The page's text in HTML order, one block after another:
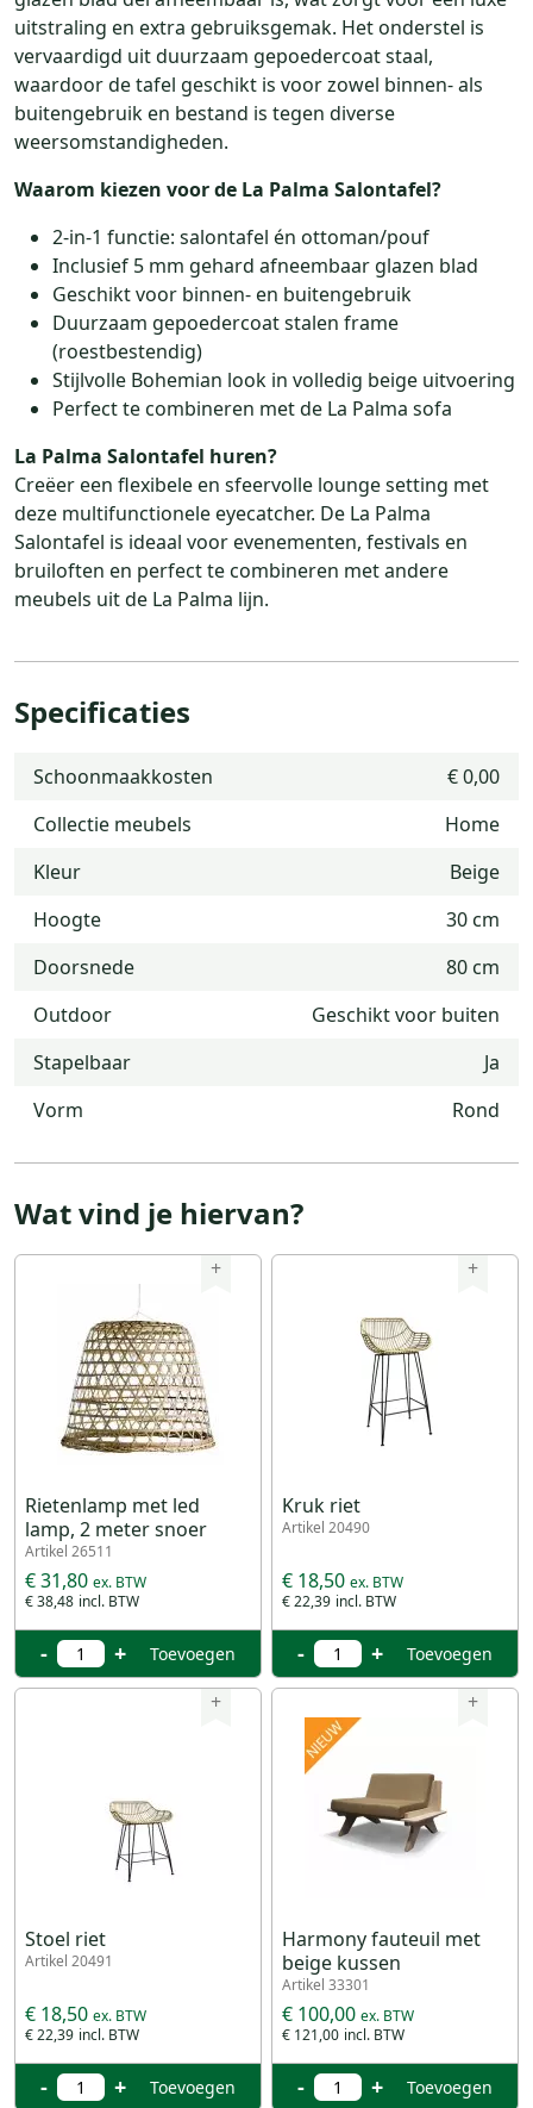
uitstraling en extra gebruiksgemak. Het onderstel is
vervaardigd uit duurzaam gepoedercoat staal,
waardoor de tafel geschikt is voor zowel binnen- als
buitengebruik en bestand is tegen diverse
weersomstandigheden.
Waarom kiezen voor de La Palma Salontafel?
2-in-1 functie: salontafel én ottoman/pouf
Inclusief 5 mm gehard afneembaar glazen blad
Geschikt voor binnen- en buitengebruik
Duurzaam gepoedercoat stalen frame
(roestbestendig)
Stijlvolle Bohemian look in volledig beige uitvoering
Perfect te combineren met de La Palma sofa
La Palma Salontafel huren?
Creëer een flexibele en sfeervolle lounge setting met
deze multifunctionele eyecatcher. De La Palma
Salontafel is ideaal voor evenementen, festivals en
bruiloften en perfect te combineren met andere
meubels uit de La Palma lijn.
Specificaties
Schoonmaakkosten
€ 0,00
Collectie meubels
Home
Kleur
Beige
Hoogte
30 cm
Doorsnede
80 cm
Outdoor
Geschikt voor buiten
Stapelbaar
Ja
Vorm
Rond
Wat vind je hiervan?
+
Rietenlamp met led
lamp, 2 meter snoer
Artikel 26511
€ 38,48
€ 31,80
- + Toevoegen
+
Kruk riet
Artikel 20490
€ 22,39
€ 18,50
- + Toevoegen
+
Stoel riet
Artikel 20491
€ 22,39
€ 18,50
- + Toevoegen
+
Harmony fauteuil met
beige kussen
Artikel 33301
€ 121,00
€ 100,00
- + Toevoegen